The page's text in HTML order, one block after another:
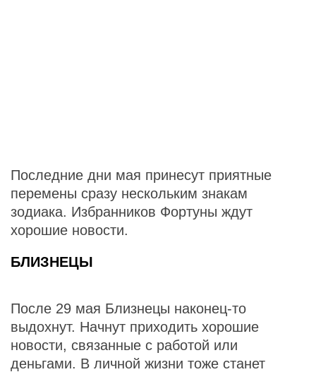
Последние дни мая принесут приятные
перемены сразу нескольким знакам
зодиака. Избранников Фортуны ждут
хорошие новости.
БЛИЗНЕЦЫ
После 29 мая Близнецы наконец-то
выдохнут. Начнут приходить хорошие
новости, связанные с работой или
деньгами. В личной жизни тоже станет